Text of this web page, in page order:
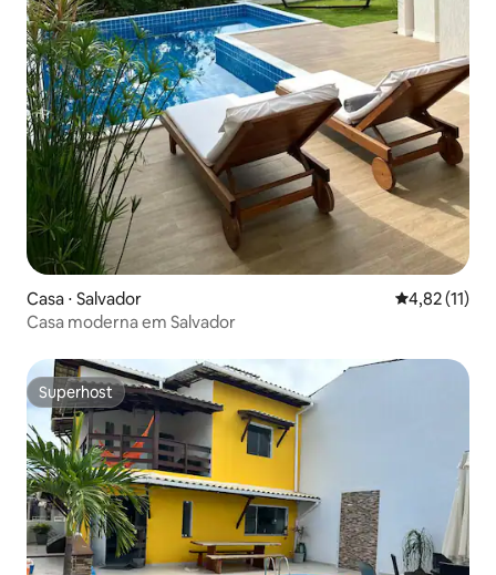
Casa ⋅ Salvador 4,82 de uma
4,82 (11)
Casa moderna em Salvador
Superhost
Superhost